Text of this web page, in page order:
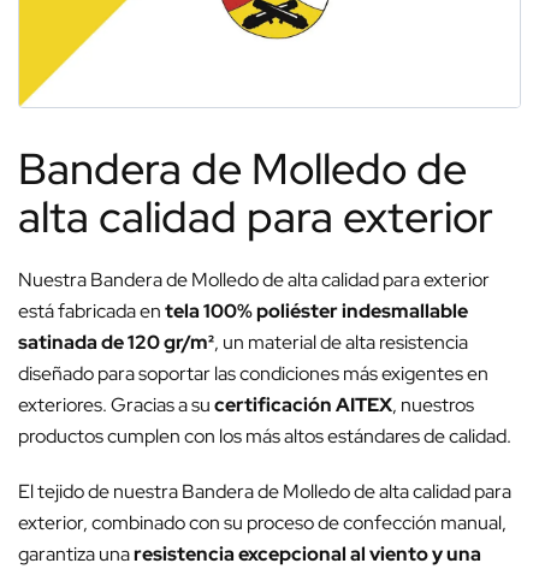
Bandera de Molledo de
alta calidad para exterior
Nuestra Bandera de Molledo de alta calidad para exterior
está fabricada entela 100% poliéster indesmallable
satinada de 120 gr/m², un material de alta resistencia
diseñado para soportar las condiciones más exigentes en
exteriores. Gracias a sucertificación AITEX, nuestros
productos cumplen con los más altos estándares de calidad.
El tejido de nuestra Bandera de Molledo de alta calidad para
exterior, combinado con su proceso de confección manual,
garantiza unaresistencia excepcional al viento y una